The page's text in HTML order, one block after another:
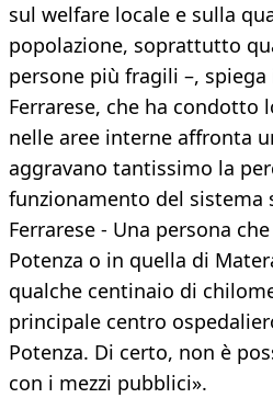
sul welfare locale e sulla
popolazione, soprattutto
persone più fragili –,
Ferrarese, che ha condotto
nelle aree interne affronta
aggravano tantissimo la
funzionamento del sistema
Ferrarese - Una persona
Potenza o in quella di
qualche centinaio di
principale centro
Potenza. Di certo, non è
con i mezzi pubblici».